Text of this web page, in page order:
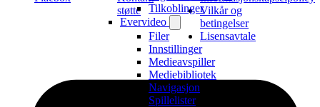
Tilkoblinger
Evervideo
Filer
Innstillinger
Medieavspiller
Mediebibliotek
Navigasjon
Spillelister
støtte
Vilkår og
betingelser
Lisensavtale